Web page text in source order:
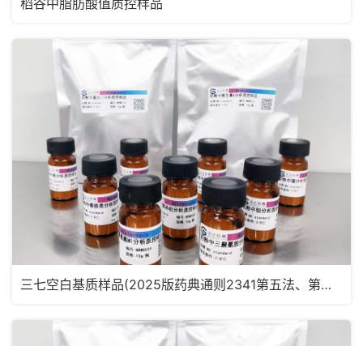
稻谷中脂肪酸值质控样品
三七空白基质样品(2025版药典通则2341第五法、第六法)MRM2182